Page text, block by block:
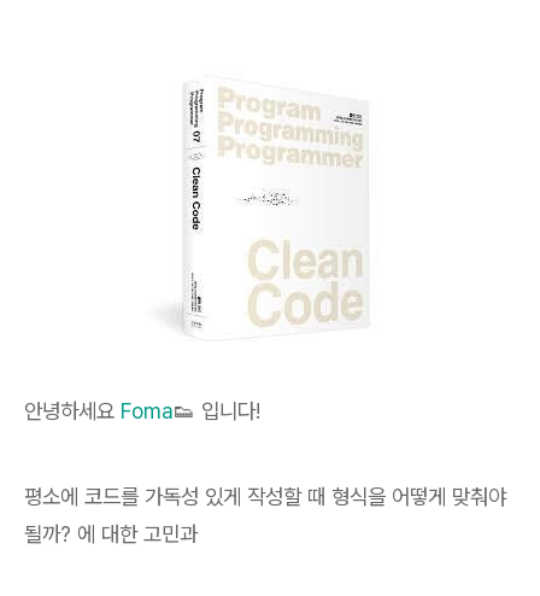
안녕하세요 Foma👟 입니다!
평소에 코드를 가독성 있게 작성할 때 형식을 어떻게 맞춰야
될까? 에 대한 고민과